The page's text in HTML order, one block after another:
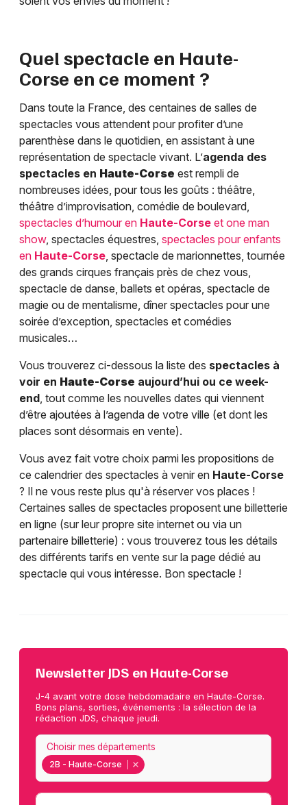
Quel spectacle en Haute-
Corse en ce moment ?
Dans toute la France, des centaines de salles de
spectacles vous attendent pour profiter d’une
parenthèse dans le quotidien, en assistant à une
représentation de spectacle vivant. L’agenda des
spectacles en Haute-Corse est rempli de
nombreuses idées, pour tous les goûts : théâtre,
théâtre d’improvisation, comédie de boulevard,
spectacles d’humour en Haute-Corse et one man
show, spectacles équestres, spectacles pour enfants
en Haute-Corse, spectacle de marionnettes, tournée
des grands cirques français près de chez vous,
spectacle de danse, ballets et opéras, spectacle de
magie ou de mentalisme, dîner spectacles pour une
soirée d’exception, spectacles et comédies
musicales…
Vous trouverez ci-dessous la liste des spectacles à
voir en Haute-Corse aujourd’hui ou ce week-
end, tout comme les nouvelles dates qui viennent
d’être ajoutées à l’agenda de votre ville (et dont les
places sont désormais en vente).
Vous avez fait votre choix parmi les propositions de
ce calendrier des spectacles à venir en Haute-Corse
? Il ne vous reste plus qu'à réserver vos places !
Certaines salles de spectacles proposent une billetterie
en ligne (sur leur propre site internet ou via un
partenaire billetterie) : vous trouverez tous les détails
des différents tarifs en vente sur la page dédié au
spectacle qui vous intéresse. Bon spectacle !
Newsletter JDS en Haute-Corse
J-4 avant votre dose hebdomadaire en Haute-Corse.
Bons plans, sorties, événements : la sélection de la
rédaction JDS, chaque jeudi.
2B - Haute-Corse
Choisir mes départements